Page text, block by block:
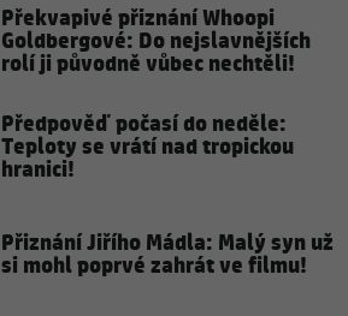
Překvapivé přiznání Whoopi
Goldbergové: Do nejslavnějších
rolí ji původně vůbec nechtěli!
Předpověď počasí do neděle:
Teploty se vrátí nad tropickou
hranici!
Přiznání Jiřího Mádla: Malý syn už
si mohl poprvé zahrát ve filmu!